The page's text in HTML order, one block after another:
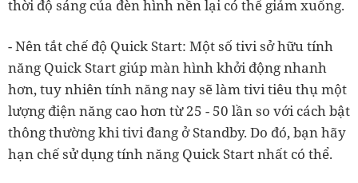
thời độ sáng của đèn hình nền lại có thể giảm xuống.
- Nên tắt chế độ Quick Start: Một số tivi sở hữu tính
năng Quick Start giúp màn hình khởi động nhanh
hơn, tuy nhiên tính năng nay sẽ làm tivi tiêu thụ một
lượng điện năng cao hơn từ 25 - 50 lần so với cách bật
thông thường khi tivi đang ở Standby. Do đó, bạn hãy
hạn chế sử dụng tính năng Quick Start nhất có thể.